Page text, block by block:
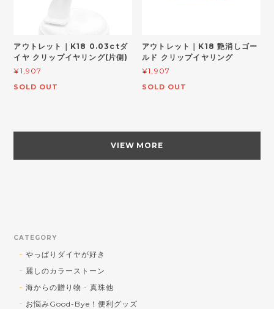
アウトレット｜K18 0.03ctダ
イヤ クリップイヤリング(片側)
¥1,907
SOLD OUT
アウトレット｜K18 艶消しゴー
ルド クリップイヤリング
¥1,907
SOLD OUT
VIEW MORE
CATEGORY
やっぱりダイヤが好き
麗しのカラーストーン
海からの贈り物 - 真珠他
お悩みGood-Bye！便利グッズ